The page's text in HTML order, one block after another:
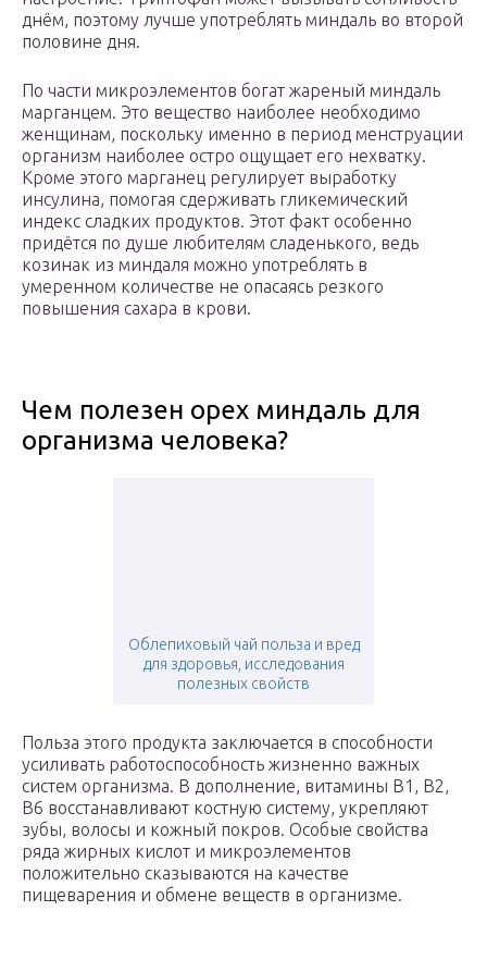
днём, поэтому лучше употреблять миндаль во второй
половине дня.
По части микроэлементов богат жареный миндаль
марганцем. Это вещество наиболее необходимо
женщинам, поскольку именно в период менструации
организм наиболее остро ощущает его нехватку.
Кроме этого марганец регулирует выработку
инсулина, помогая сдерживать гликемический
индекс сладких продуктов. Этот факт особенно
придётся по душе любителям сладенького, ведь
козинак из миндаля можно употреблять в
умеренном количестве не опасаясь резкого
повышения сахара в крови.
Чем полезен орех миндаль для
организма человека?
Облепиховый чай польза и вред
для здоровья, исследования
полезных свойств
Польза этого продукта заключается в способности
усиливать работоспособность жизненно важных
систем организма. В дополнение, витамины В1, В2,
В6 восстанавливают костную систему, укрепляют
зубы, волосы и кожный покров. Особые свойства
ряда жирных кислот и микроэлементов
положительно сказываются на качестве
пищеварения и обмене веществ в организме.